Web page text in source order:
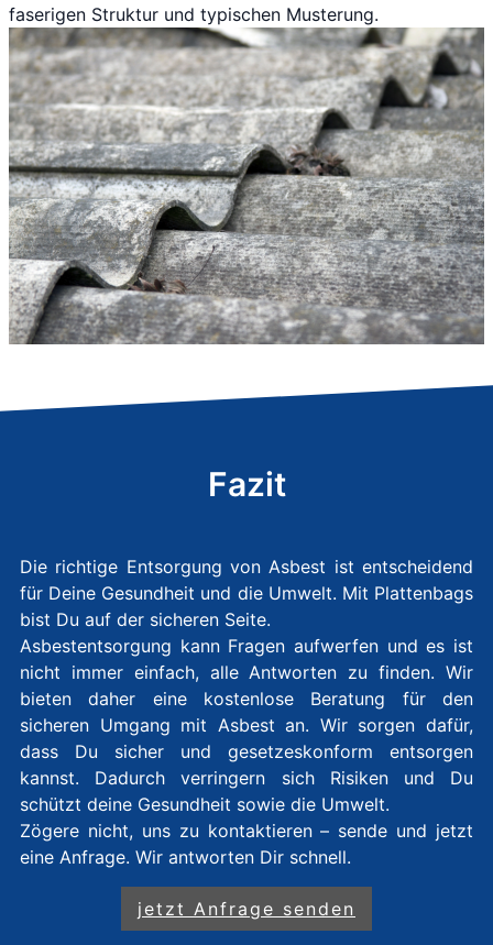
faserigen Struktur und typischen Musterung.
Fazit
Die richtige Entsorgung von Asbest ist entscheidend
für Deine Gesundheit und die Umwelt. Mit Plattenbags
bist Du auf der sicheren Seite.
Asbestentsorgung kann Fragen aufwerfen und es ist
nicht immer einfach, alle Antworten zu finden. Wir
bieten daher eine kostenlose Beratung für den
sicheren Umgang mit Asbest an. Wir sorgen dafür,
dass Du sicher und gesetzeskonform entsorgen
kannst. Dadurch verringern sich Risiken und Du
schützt deine Gesundheit sowie die Umwelt.
Zögere nicht, uns zu kontaktieren – sende und jetzt
eine Anfrage. Wir antworten Dir schnell.
jetzt Anfrage senden